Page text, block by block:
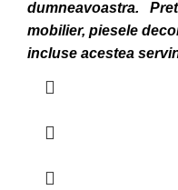
dumneavoastra.
mobilier, piesele
incluse acestea